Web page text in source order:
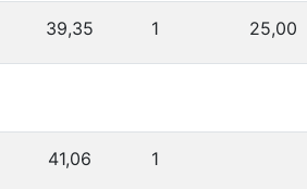
39,35 1 25,00
41,06 1